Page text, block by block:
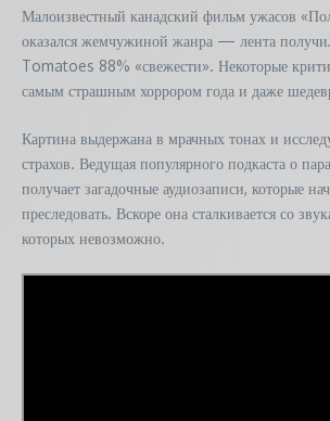
Малоизвестный канадский фильм ужасов
оказался жемчужиной жанра — лента
Tomatoes 88% «свежести». Некоторые
самым страшным хоррором года и даже
Картина выдержана в мрачных тонах и
страхов. Ведущая популярного подкаста о
получает загадочные аудиозаписи, которые
преследовать. Вскоре она сталкивается со
которых невозможно.